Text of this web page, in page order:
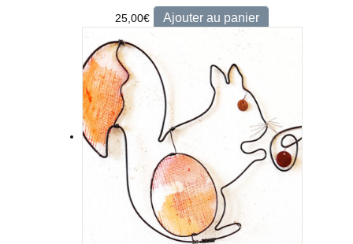
25,00€ Ajouter au panier